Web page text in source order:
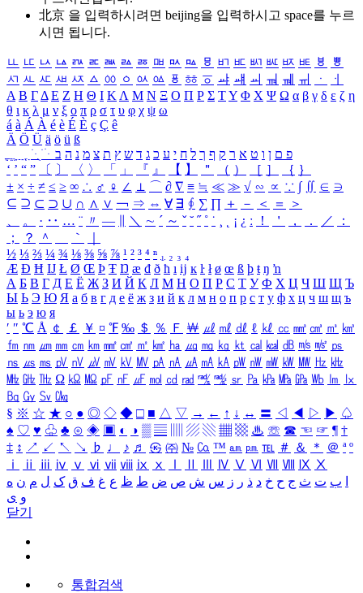
北京 을 입력하시려면 beijing을 입력하시고 space를 누르
시면 됩니다.
ㅥ ㅦ ㅧ ㅨ ㅩ ㅪ ㅫ ㅬ ㅭ ㅮ ㅯ ㅰ ㅱ ㅲ ㅳ ㅴ ㅵ ㅶ ㅷ ㅸ
ㅹ
ㅺ ㅻ ㅼ ㅽ ㅾ ㅿ ㆀ ㆁ ㆂ ㆃ ㆄ ㆅ ㆆ ㆇ ㆈ ㆉ ㆊ ㆋ ㆌ ㆍ
ㆎ
Α Β ΓΔ Ε Ζ Η Θ Ι ΚΛ Μ Ν Ξ Ο Π Ρ Σ ΤΥ Φ Χ Ψ Ω α β γ δ ε ζ η
θ ι κ λ μ ν ξ ο π ρ σ τ υ φ χ ψ ω
á à Á À é è É È ç Ç ê
Ä Ö Ü ä ö ü ß
ִֶֹ ֻּ ׁׂ פ ם ן ו ט א ר ק ף ך ל ח י ע כ ג ד ש ץ ת צ מ נ ה ב
‘ ’ “ ” 〔 〕 〈 〉 「 」 『 』 【 】 ＂ （ ） ［ ］ ｛ ｝
± × ÷ ≠ ≤ ≥ ∞ ∴ ♂ ♀ ∠ ⊥ ⌒ ∂ ∇ ≡ ≒ ≪ ≫ √ ∽ ∝ ∵ ∫ ∬ ∈ ∋
⊆ ⊇ ⊂ ⊃ ∪ ∩ ∧ ∨ ￢ ⇒ ⇔ ∀ ∃ ∮ ∑ ∏ ＋ － ＜ ＝
＞
、
。 · ‥ … ¨ 〃 ― ＼ ∼ ´ ～ ˇ ˘ ˝ ˚ ˙ ¸ ¡ ¿ ː ！ ＇ ， ． ／
：
；
？ ＾ ｀
½ ⅓ ⅔ ¼ ¾ ⅛ ⅜ ⅝ ⅞ ¹ ² ³ ⁴ ⁿ ₁ ₂ ₃ ₄
Æ Ð Ħ Ĳ Ł Ø Œ Þ Ŧ Ŋ æ đ ð ħ ı ĳ ĸ ŀ ł ø œ ß þ ŧ ŋ ŉ
А Б В Г Д Е Ё Ж З И Й К Л М Н О П Р С Т У Ф Х Ц Ч Ш Щ Ъ
Ы Ь Э Ю Я а б в г д е ё ж з и й к л м н о п р с т у ф х ц ч ш щ ъ
ы ь э ю я
′ ″ ℃ Å ￠ ￡ ￥ ¤ ℉ ‰ ＄ ％ Ｆ ￦ ㎕ ㎖ ㎗ ℓ ㎘ ㏄ ㎣ ㎤ ㎥ ㎦
㎙ ㎚ ㎛ ㎜ ㎝ ㎞ ㎟ ㎠ ㎡ ㎢ ㏊ ㎍ ㎎ ㎏ ㏏ ㎈ ㎉ ㏈ ㎧ ㎨ ㎰
㎱ ㎲ ㎳ ㎴ ㎵ ㎶ ㎷ ㎸ ㎹ ㎀ ㎁ ㎂ ㎃ ㎄ ㎺ ㎻ ㎽ ㎾ ㎿ ㎐ ㎑
㎒ ㎓ ㎔ Ω ㏀ ㏁ ㎊ ㎋ ㎌ ㏖ ㏅ ㎭ ㎮ ㎯ ㏛ ㎩ ㎪ ㎫ ㎬ ㏝ ㏐
㏓
㏃ ㏉ ㏜ ㏆
§ ※ ☆ ★ ○ ● ◎ ◇ ◆ □ ■ △ ▽ → ← ↑ ↓ ↔ 〓 ◁ ◀ ▷ ▶ ♤
♠ ♡ ♥ ♧ ♣ ⊙ ◈ ▣ ◐ ◑ ▒ ▤ ▨ ▧ ▦ ▩ ♨ ☏ ☎ ☜ ☞ ¶ †
‡ ↕ ↗ ↙ ↖ ↘ ♭ ♩ ♪ ♬ ㉿ ㈜ № ㏇ ™ ㏂ ㏘ ℡ ＃ ＆ ＊ ＠ ª º
ⅰ
ⅱ ⅲ ⅳ ⅴ ⅵ ⅶ ⅷ ⅸ ⅹ Ⅳ Ⅴ Ⅵ Ⅶ Ⅷ Ⅸ Ⅹ
ب ت ث ج ح خ د ذ ر ز س ش ص ض ط ظ ع غ ف ق ک ل م ن ه
و ی
닫기
통합검색